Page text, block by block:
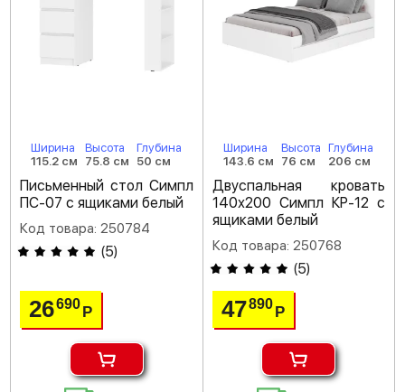
Ширина
115.2 см
Высота
75.8 см
Глубина
50 см
Письменный стол Симпл
ПС-07 с ящиками белый
Код товара: 250784
(5)
26690Р
Ширина
143.6 см
Высота
76 см
Глубина
206 см
Двуспальная кровать
140х200 Симпл КР-12 с
ящиками белый
Код товара: 250768
(5)
47890 Р